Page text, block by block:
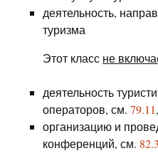
деятельность,
туризма
Этот класс не
деятельность
операторов, см. 79.11,
организацию и
конференций, см.